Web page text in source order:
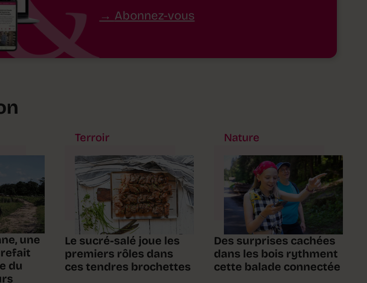
Abonnez-vous
une
refait
du
Terroir
Le sucré-salé joue les
premiers rôles dans
ces tendres brochettes
Nature
Des surprises cachées
dans les bois rythment
cette balade connectée